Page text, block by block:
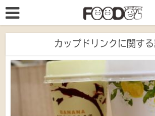
カップドリンクに関す